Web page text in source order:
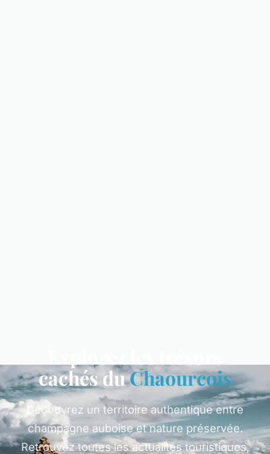
cachés duChaourcois
Découvrez un territoire authentique entre
champagne auboise et nature préservée.
Retrouvez toutes les actualités touristiques,